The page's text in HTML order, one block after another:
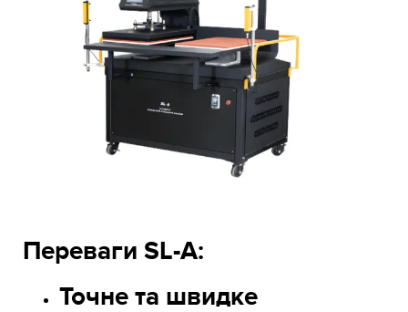
Переваги SL-A:
Точне та швидке